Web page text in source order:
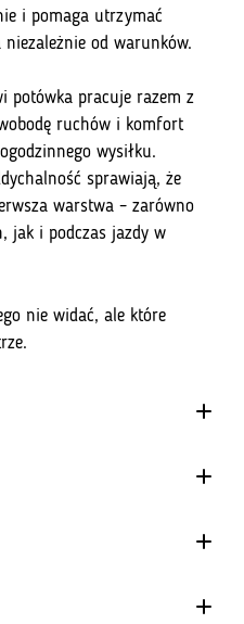
i pomaga utrzymać
od warunków.
potówka pracuje razem z
ruchów i komfort
wysiłku.
sprawiają, że
warstwa – zarówno
jak i podczas jazdy w
nie widać, ale które